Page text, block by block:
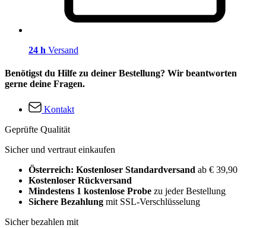
24 h Versand
Benötigst du Hilfe zu deiner Bestellung? Wir beantworten
gerne deine Fragen.
Kontakt
Geprüfte Qualität
Sicher und vertraut einkaufen
Österreich: Kostenloser Standardversand ab € 39,90
Kostenloser Rückversand
Mindestens 1 kostenlose Probe zu jeder Bestellung
Sichere Bezahlung mit SSL-Verschlüsselung
Sicher bezahlen mit